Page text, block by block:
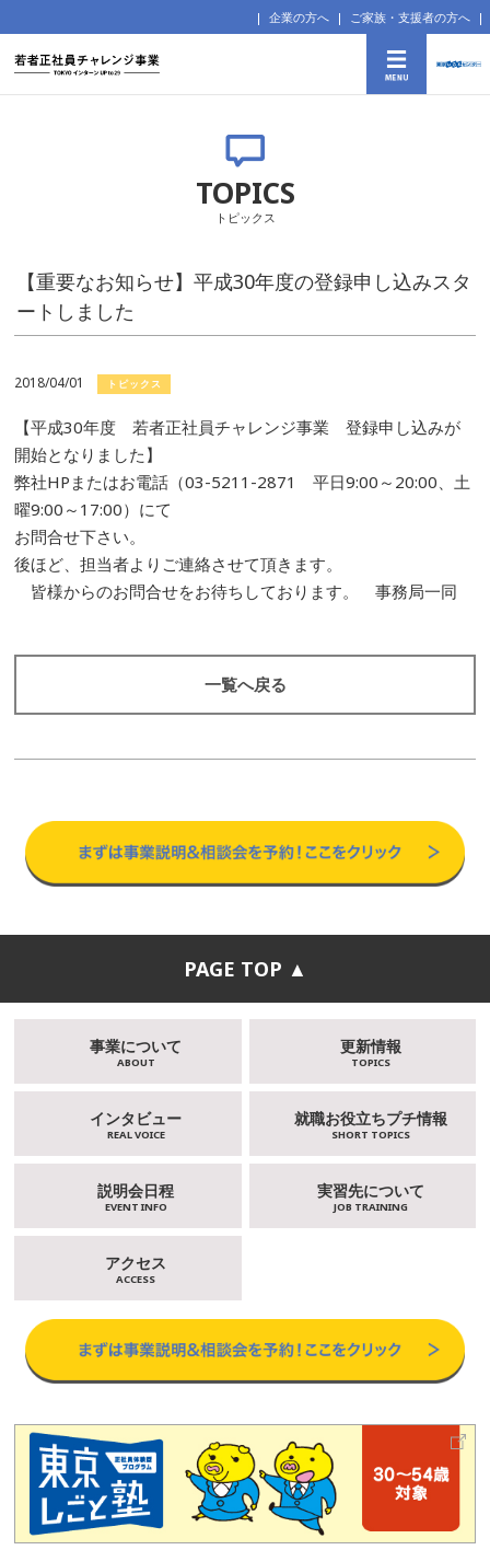
企業の方へ ご家族・支援者の方へ
TOPICS
トピックス
【重要なお知らせ】平成30年度の登録申し込みスタ
ートしました
2018/04/01 トピックス
【平成30年度 若者正社員チャレンジ事業 登録申し込みが
開始となりました】
弊社HPまたはお電話（03-5211-2871 平日9:00～20:00、土
曜9:00～17:00）にて
お問合せ下さい。
後ほど、担当者よりご連絡させて頂きます。
皆様からのお問合せをお待ちしております。 事務局一同
一覧へ戻る
PAGE TOP ▲
事業について
ABOUT
更新情報
TOPICS
インタビュー
REAL VOICE
就職お役立ちプチ情報
SHORT TOPICS
説明会日程
EVENT INFO
実習先について
JOB TRAINING
アクセス
ACCESS